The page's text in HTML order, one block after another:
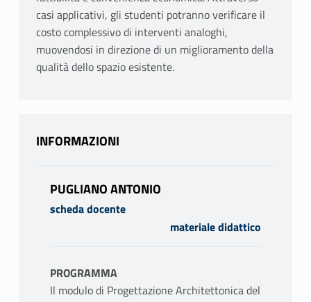
casi applicativi, gli studenti potranno verificare il
costo complessivo di interventi analoghi,
muovendosi in direzione di un miglioramento della
qualità dello spazio esistente.
INFORMAZIONI
PUGLIANO ANTONIO
scheda docente
materiale didattico
PROGRAMMA
Il modulo di Progettazione Architettonica del